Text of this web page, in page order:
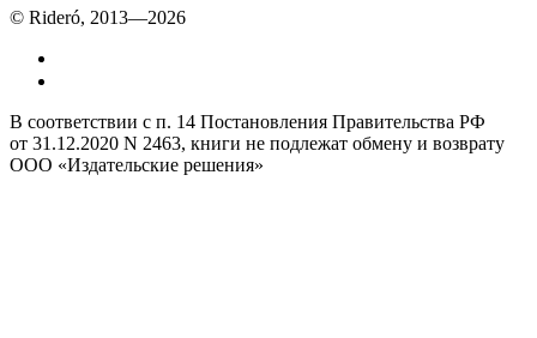
© Rideró, 2013—2026
В соответствии с п. 14 Постановления Правительства РФ
от 31.12.2020 N 2463, книги не подлежат обмену и возврату
ООО «Издательские решения»